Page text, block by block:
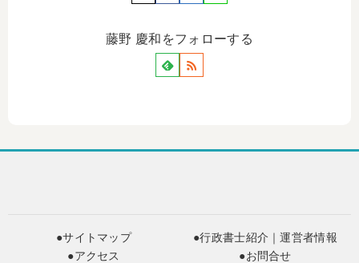
藤野 慶和をフォローする
●サイトマップ
●行政書士紹介｜運営者情報
●アクセス
●お問合せ